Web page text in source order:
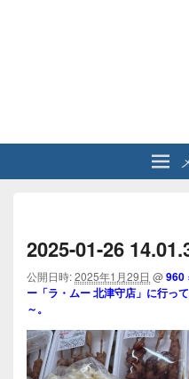
2025-01-26
公開日時:2025年1月29日 @960
ー「ラ・ムー 北津守店」に行っ
～。